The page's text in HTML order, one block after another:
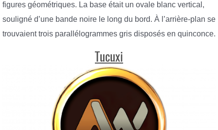
figures géométriques. La base était un ovale blanc vertical,
souligné d’une bande noire le long du bord. À l’arrière-plan se
trouvaient trois parallélogrammes gris disposés en quinconce.
Tucuxi